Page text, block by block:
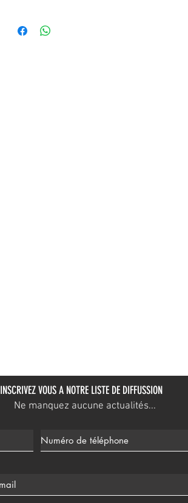
INSCRIVEZ VOUS A NOTRE LISTE DE DIFFUSSION
Ne manquez aucune actualités...